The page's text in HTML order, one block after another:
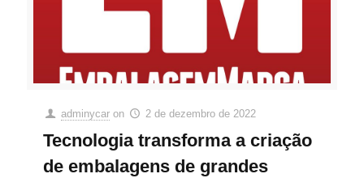
adminycar on 2 de dezembro de 2022
Tecnologia transforma a criação
de embalagens de grandes